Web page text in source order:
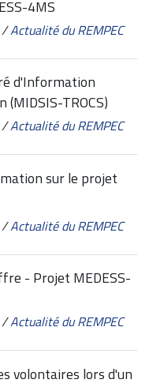
4MS
/Actualité du REMPEC
d'Information
(MIDSIS-TROCS)
/Actualité du REMPEC
sur le projet
/Actualité du REMPEC
- Projet MEDESS-
/Actualité du REMPEC
volontaires lors d'un